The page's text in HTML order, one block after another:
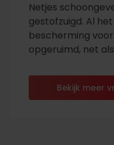
Netjes
gestofzuigd. Al
bescherming
opgeruimd, net
Bekijk meer